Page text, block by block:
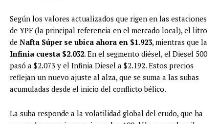
Según los valores actualizados que rigen en las estaciones
de YPF (la principal referencia en el mercado local), el litro
de Nafta Súper se ubica ahora en $1.923, mientras que la
Infinia cuesta $2.032. En el segmento diésel, el Diesel 500
pasó a $2.073 y el Infinia Diesel a $2.192. Estos precios
reflejan un nuevo ajuste al alza, que se suma a las subas
acumuladas desde el inicio del conflicto bélico.
La suba responde a la volatilidad global del crudo, que ha